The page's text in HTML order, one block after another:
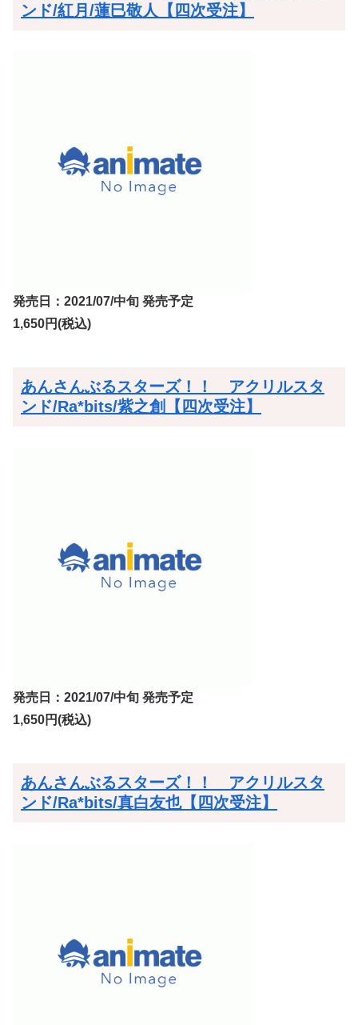
ンド/紅月/蓮巳敬人【四次受注】
発売日：2021/07/中旬 発売予定
1,650円(税込)
あんさんぶるスターズ！！ アクリルスタ
ンド/Ra*bits/紫之創【四次受注】
発売日：2021/07/中旬 発売予定
1,650円(税込)
あんさんぶるスターズ！！ アクリルスタ
ンド/Ra*bits/真白友也【四次受注】